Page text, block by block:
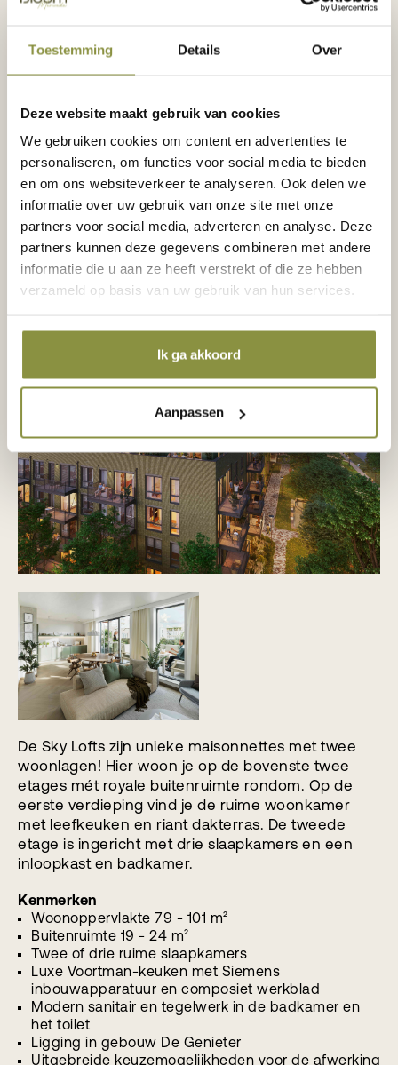
Toestemming Details Over
Deze website maakt gebruik van cookies
We gebruiken cookies om content en advertenties te
personaliseren, om functies voor social media te bieden
en om ons websiteverkeer te analyseren. Ook delen we
informatie over uw gebruik van onze site met onze
partners voor social media, adverteren en analyse. Deze
partners kunnen deze gegevens combineren met andere
informatie die u aan ze heeft verstrekt of die ze hebben
verzameld op basis van uw gebruik van hun services.
Ik ga akkoord
Aanpassen
bij de showroom
Penthouses
8
Sky Lofts
De Sky Lofts zijn unieke maisonnettes met twee
woonlagen! Hier woon je op de bovenste twee
etages mét royale buitenruimte rondom. Op de
eerste verdieping vind je de ruime woonkamer
met leefkeuken en riant dakterras. De tweede
etage is ingericht met drie slaapkamers en een
inloopkast en badkamer.
Kenmerken
Woonoppervlakte 79 - 101 m²
Buitenruimte 19 - 24 m²
Twee of drie ruime slaapkamers
Luxe Voortman-keuken met Siemens
inbouwapparatuur en composiet werkblad
Modern sanitair en tegelwerk in de badkamer en
het toilet
Ligging in gebouw De Genieter
Uitgebreide keuzemogelijkheden voor de afwerking